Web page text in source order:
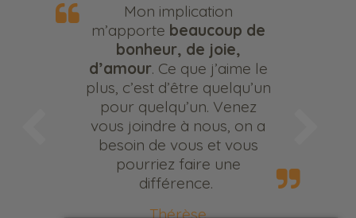
Mon implication
m’apporte beaucoup de
bonheur, de joie,
d’amour. Ce que j’aime le
plus, c’est d’être quelqu’un
pour quelqu’un. Venez
vous joindre à nous, on a
besoin de vous et vous
pourriez faire une
différence.
Thérèse